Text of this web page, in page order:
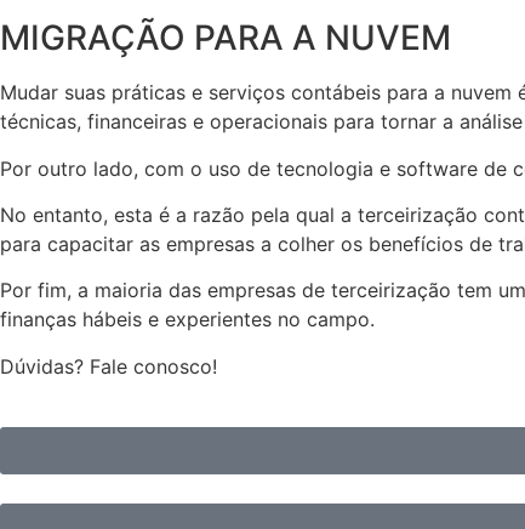
MIGRAÇÃO PARA A NUVEM
Mudar suas práticas e serviços contábeis para a
técnicas, financeiras e operacionais para tornar a
Por outro lado, com o uso de tecnologia e software de
No entanto, esta é a razão pela qual a terceirização
para capacitar as empresas a colher os benefícios de
Por fim, a maioria das empresas de terceirização tem
finanças hábeis e experientes no campo.
Dúvidas? Fale conosco!